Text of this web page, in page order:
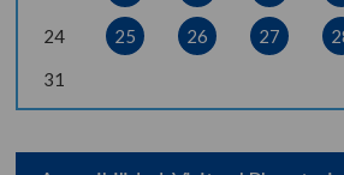
24 25 26 27
31